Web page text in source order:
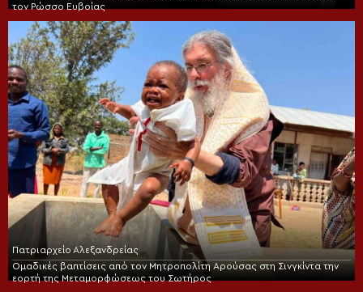
τον Ρώσσο Ευβοίας
Πατριαρχείο Αλεξανδρείας
Ομαδικές βαπτίσεις από τον Μητροπολίτη Αρούσας στη Σινγκίντα την
εορτή της Μεταμορφώσεως του Σωτήρος